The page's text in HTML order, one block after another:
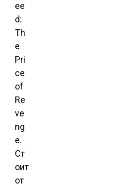
ee
d:
Th
e
Pri
ce
of
Re
ve
ng
e.
Ст
оит
от